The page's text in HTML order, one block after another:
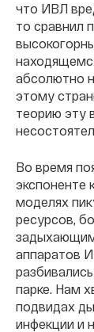
что ИВЛ
то сравнил
абсолютно
этому
теорию эту
Во время
экспоненте
моделях
ресурсов,
аппаратов
парке. Нам
подвидах
инфекции и